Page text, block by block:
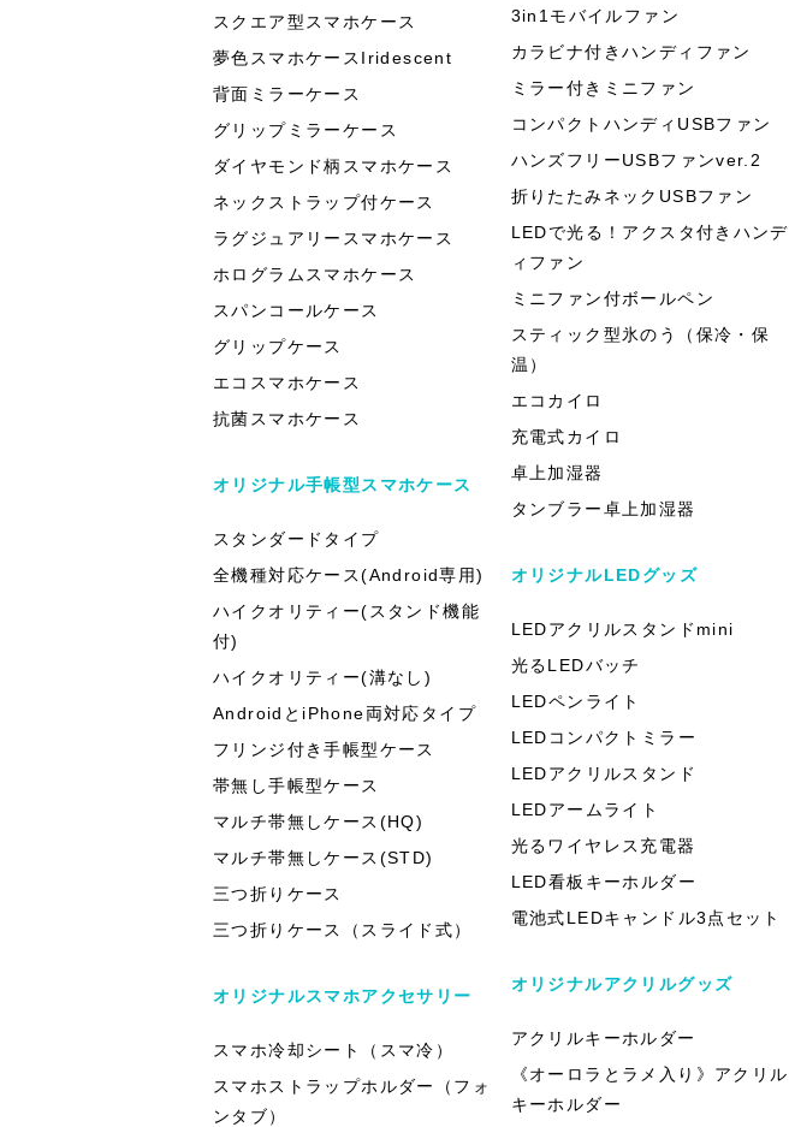
スクエア型スマホケース
夢色スマホケースIridescent
背面ミラーケース
グリップミラーケース
ダイヤモンド柄スマホケース
ネックストラップ付ケース
ラグジュアリースマホケース
ホログラムスマホケース
スパンコールケース
グリップケース
エコスマホケース
抗菌スマホケース
オリジナル手帳型スマホケース
スタンダードタイプ
全機種対応ケース(Android専用)
ハイクオリティー(スタンド機能
付)
ハイクオリティー(溝なし)
AndroidとiPhone両対応タイプ
フリンジ付き手帳型ケース
帯無し手帳型ケース
マルチ帯無しケース(HQ)
マルチ帯無しケース(STD)
三つ折りケース
三つ折りケース（スライド式）
オリジナルスマホアクセサリー
スマホ冷却シート（スマ冷）
スマホストラップホルダー（フォ
ンタブ）
3in1モバイルファン
カラビナ付きハンディファン
ミラー付きミニファン
コンパクトハンディUSBファン
ハンズフリーUSBファンver.2
折りたたみネックUSBファン
LEDで光る！アクスタ付きハンデ
ィファン
ミニファン付ボールペン
スティック型氷のう（保冷・保
温）
エコカイロ
充電式カイロ
卓上加湿器
タンブラー卓上加湿器
オリジナルLEDグッズ
LEDアクリルスタンドmini
光るLEDバッチ
LEDペンライト
LEDコンパクトミラー
LEDアクリルスタンド
LEDアームライト
光るワイヤレス充電器
LED看板キーホルダー
電池式LEDキャンドル3点セット
オリジナルアクリルグッズ
アクリルキーホルダー
《オーロラとラメ入り》アクリル
キーホルダー